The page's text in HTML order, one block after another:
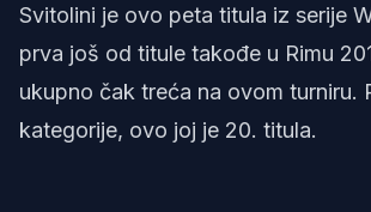
Svitolini je ovo peta titula iz serije
prva još od titule takođe u Rimu
ukupno čak treća na ovom turniru.
kategorije, ovo joj je 20. titula.